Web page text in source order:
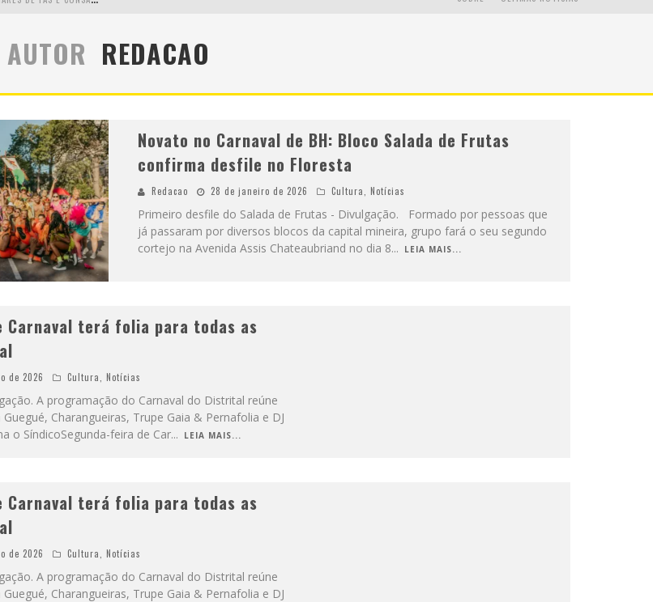
AUTOR REDACAO
Novato no Carnaval de BH: Bloco Salada de Frutas
confirma desfile no Floresta
Redacao 28 de janeiro de 2026 Cultura ,Notícias
Primeiro desfile do Salada de Frutas - Divulgação. Formado por pessoas que
já passaram por diversos blocos da capital mineira, grupo fará o seu segundo
cortejo na Avenida Assis Chateaubriand no dia 8... LEIA MAIS...
Carnaval terá folia para todas as
de 2026 Cultura Notícias
A programação do Carnaval do Distrital reúne
Charangueiras, Trupe Gaia & Pernafolia e DJ
o SíndicoSegunda-feira de Car... LEIA MAIS...
Carnaval terá folia para todas as
de 2026 Cultura Notícias
A programação do Carnaval do Distrital reúne
Charangueiras, Trupe Gaia & Pernafolia e DJ